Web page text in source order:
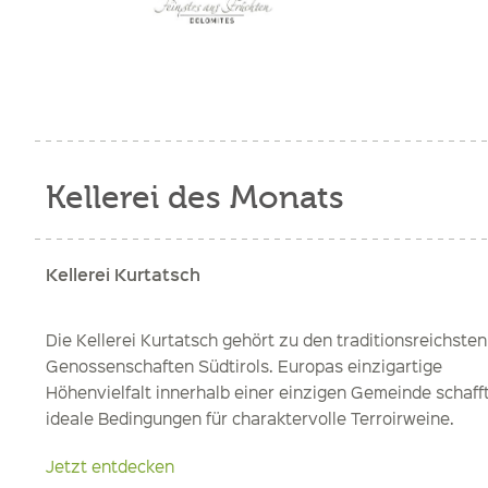
Kellerei des Monats
Kellerei Kurtatsch
Die Kellerei Kurtatsch gehört zu den traditionsreichsten
Genossenschaften Südtirols. Europas einzigartige
Höhenvielfalt innerhalb einer einzigen Gemeinde
ideale Bedingungen für charaktervolle Terroirweine.
Jetzt entdecken